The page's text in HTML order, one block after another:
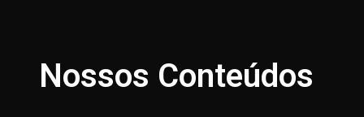
Nossos Conteúdos